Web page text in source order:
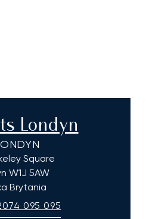
Londyn
Square
W1J 5AW
Brytania
095 095